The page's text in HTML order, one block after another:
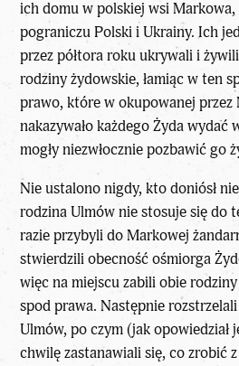
ich domu w polskiej wsi Markowa,
pograniczu Polski i Ukrainy. Ich
przez półtora roku ukrywali i
rodziny żydowskie, łamiąc w ten
prawo, które w okupowanej przez
nakazywało każdego Żyda wydać
mogły niezwłocznie pozbawić go
Nie ustalono nigdy, kto doniósł
rodzina Ulmów nie stosuje się do
razie przybyli do Markowej
stwierdzili obecność ośmiorga
więc na miejscu zabili obie
spod prawa. Następnie
Ulmów, po czym (jak opowiedział
chwilę zastanawiali się, co zrobić